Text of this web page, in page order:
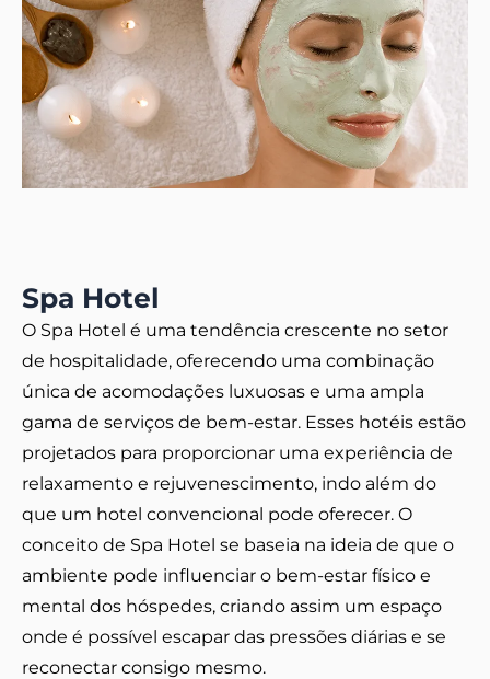
Spa Hotel
O Spa Hotel é uma tendência crescente no setor
de hospitalidade, oferecendo uma combinação
única de acomodações luxuosas e uma ampla
gama de serviços de bem-estar. Esses hotéis estão
projetados para proporcionar uma experiência de
relaxamento e rejuvenescimento, indo além do
que um hotel convencional pode oferecer. O
conceito de Spa Hotel se baseia na ideia de que o
ambiente pode influenciar o bem-estar físico e
mental dos hóspedes, criando assim um espaço
onde é possível escapar das pressões diárias e se
reconectar consigo mesmo.